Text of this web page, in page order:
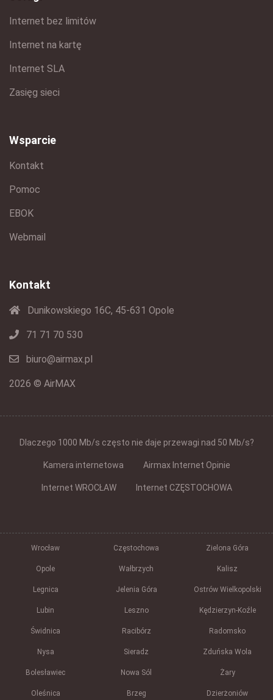
Internet bez limitów
Internet na kartę
Internet SLA
Zasięg sieci
Wsparcie
Kontakt
Pomoc
EBOK
Webmail
Kontakt
Dunikowskiego 16C, 45-631 Opole
71 71 70 530
biuro@airmax.pl
2026 © AirMAX
Dlaczego 1000 Mb/s często nie daje przewagi nad 50 Mb/s?
Kamera internetowa Airmax Internet Opinie
Internet WROCŁAW Internet CZĘSTOCHOWA
Wrocław Częstochowa Zielona Góra
Opole Wałbrzych Kalisz
Legnica Jelenia Góra Ostrów Wielkopolski
Lubin Leszno Kędzierzyn-Koźle
Świdnica Racibórz Radomsko
Nysa Sieradz Zduńska Wola
Bolesławiec Nowa Sól Żary
Oleśnica Brzeg Dzierżoniów